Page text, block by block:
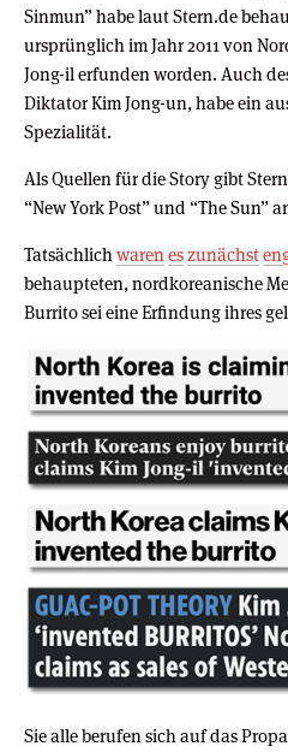
Sinmun” habe laut Stern.de
ursprünglich im Jahr 2011 von
Jong-il erfunden worden. Auch
Diktator Kim Jong-un, habe ein
Spezialität.
Als Quellen für die Story gibt
“New York Post” und “The Sun”
Tatsächlich waren es zunächst
behaupteten, nordkoreanische
Burrito sei eine Erfindung ihres
Sie alle berufen sich auf das